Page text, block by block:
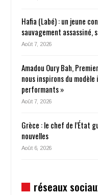
Hafia (Labé) : un jeune
sauvagement assassiné,
Août 7, 2026
Amadou Oury Bah,
nous inspirons du
performants »
Août 7, 2026
Grèce : le chef de l’État
nouvelles
Août 6, 2026
réseaux